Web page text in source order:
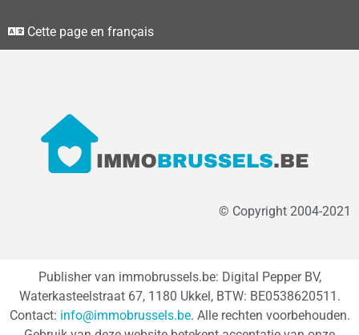
Cette page en français
© Copyright 2004-2021
Publisher van immobrussels.be: Digital Pepper BV,
Waterkasteelstraat 67, 1180 Ukkel, BTW: BE0538620511.
Contact: info@immobrussels.be. Alle rechten voorbehouden.